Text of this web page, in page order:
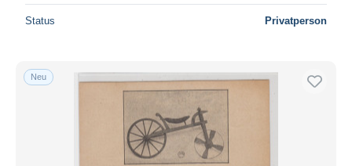
Status Privatperson
Neu